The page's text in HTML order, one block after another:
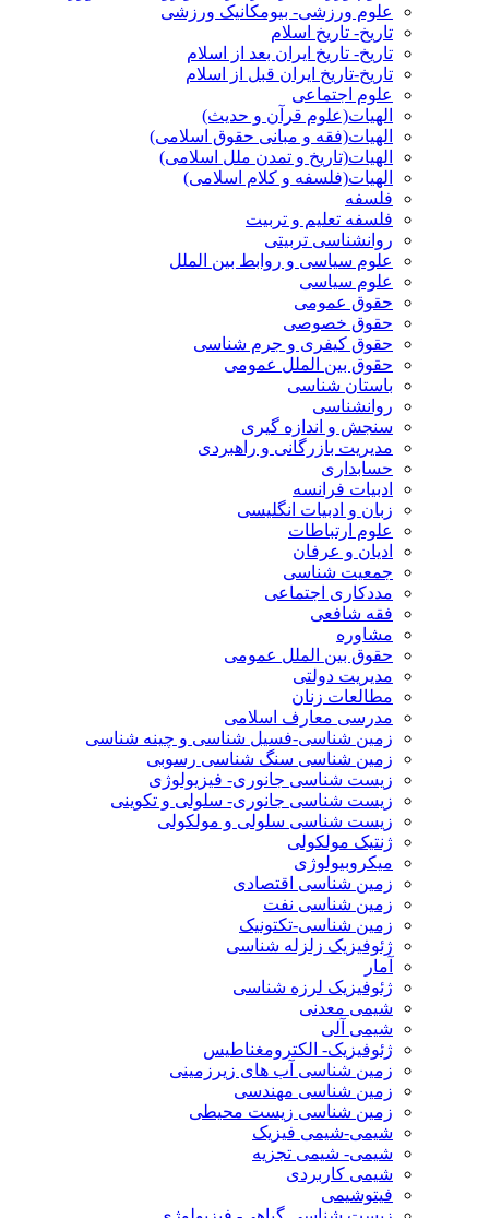
علوم ورزشی- بیومکانیک ورزشی
تاریخ- تاریخ اسلام
تاریخ- تاریخ ایران بعد از اسلام
تاریخ-تاریخ ایران قبل از اسلام
علوم اجتماعی
الهیات(علوم قرآن و حدیث)
الهیات(فقه و مبانی حقوق اسلامی)
الهیات(تاریخ و تمدن ملل اسلامی)
الهیات(فلسفه و کلام اسلامی)
فلسفه
فلسفه تعلیم و تربیت
روانشناسی تربیتی
علوم سیاسی و روابط بین الملل
علوم سیاسی
حقوق عمومی
حقوق خصوصی
حقوق کیفری و جرم شناسی
حقوق بین الملل عمومی
باستان شناسی
روانشناسی
سنجش و اندازه گیری
مدیریت بازرگانی و راهبردی
حسابداری
ادبیات فرانسه
زبان و ادبیات انگلیسی
علوم ارتباطات
ادیان و عرفان
جمعیت شناسی
مددکاری اجتماعی
فقه شافعی
مشاوره
حقوق بین الملل عمومی
مدیریت دولتی
مطالعات زنان
مدرسی معارف اسلامی
زمین شناسی-فسیل شناسی و چینه شناسی
زمین شناسی سنگ شناسی رسوبی
زیست شناسی جانوری- فیزیولوژی
زیست شناسی جانوری- سلولی و تکوینی
زیست شناسی سلولی و مولکولی
ژنتیک مولکولی
میکروبیولوژی
زمین شناسی اقتصادی
زمین شناسی نفت
زمین شناسی-تکتونیک
ژئوفیزیک زلزله شناسی
آمار
ژئوفیزیک لرزه شناسی
شیمی معدنی
شیمی آلی
ژئوفیزیک- الکترومغناطیس
زمین شناسی آب های زیرزمینی
زمین شناسی مهندسی
زمین شناسی زیست محیطی
شیمی-شیمی فیزیک
شیمی- شیمی تجزیه
شیمی کاربردی
فیتوشیمی